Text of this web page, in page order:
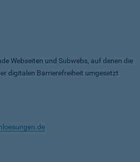
Webseiten und Subwebs, auf denen die
digitalen Barrierefreiheit umgesetzt